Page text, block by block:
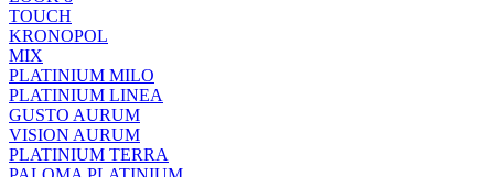
TOUCH
KRONOPOL
MIX
PLATINIUM MILO
PLATINIUM LINEA
GUSTO AURUM
VISION AURUM
PLATINIUM TERRA